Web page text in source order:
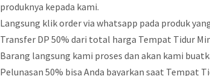
produknya kepada kami.
Langsung klik order via whatsapp pada produk
Transfer DP 50% dari total harga Tempat Tidur
Barang langsung kami proses dan akan kami
Pelunasan 50% bisa Anda bayarkan saat Tempat